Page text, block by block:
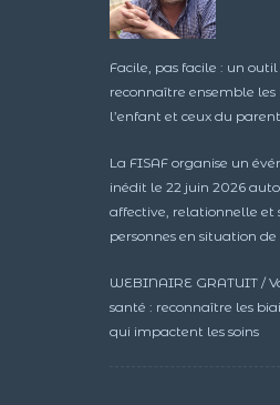
Facile, pas facile : un
reconnaître ensemble les
l’enfant et ceux du parent
La FISAF organise un
inédit le 22 juin 2026
affective, relationnelle et
personnes en situation
WEBINAIRE GRATUIT /
santé : reconnaître les
qui impactent les soins